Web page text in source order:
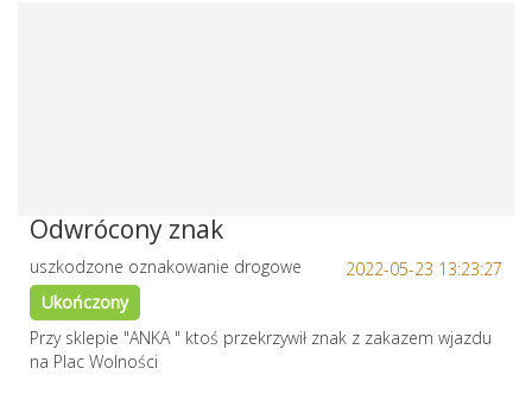
Odwrócony znak
2022-05-23 13:23:27
uszkodzone oznakowanie drogowe
Ukończony
Przy sklepie "ANKA " ktoś przekrzywił znak z zakazem wjazdu
na Plac Wolności